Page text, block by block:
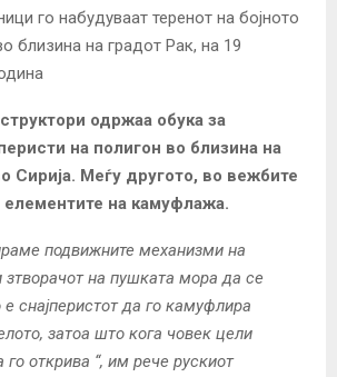
одржаа обука за
на полигон во близина на
Сирија. Меѓу другото, во вежбите
елементите на камуфлажа.
подвижните механизми на
зтворачот на пушката мора да се
снајперистот да го камуфлира
затоа што кога човек цели
го открива “, им рече рускиот